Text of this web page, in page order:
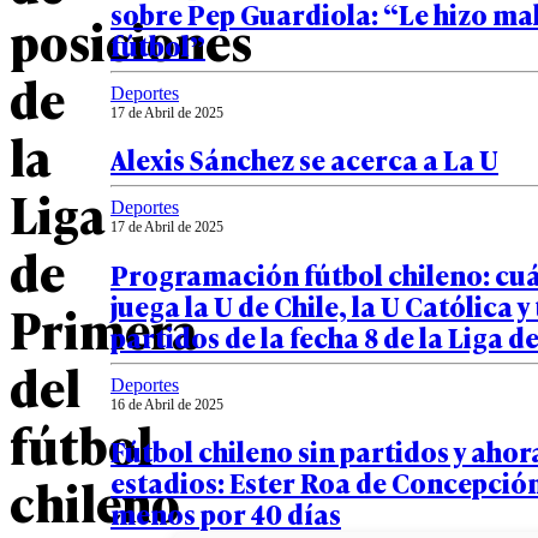
posiciones
de
la
Liga
de
Primera
del
fútbol
chileno
sobre Pep Guardiola: “Le hizo
fútbol”
Deportes
17 de Abril de 2025
Alexis Sánchez se acerca a La U
Deportes
17 de Abril de 2025
Programación fútbol chileno:
juega la U de Chile, la U Católica
partidos de la fecha 8 de la Liga
Deportes
16 de Abril de 2025
Fútbol chileno sin partidos y
estadios: Ester Roa de
menos por 40 días